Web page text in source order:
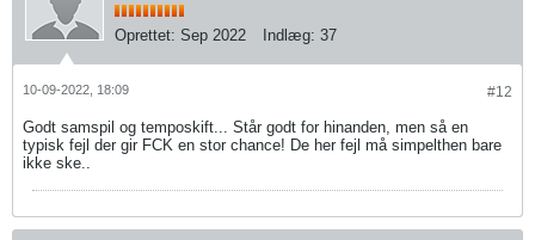
Oprettet: Sep 2022 Indlæg: 37
#12
10-09-2022, 18:09
Godt samspil og temposkift... Står godt for hinanden, men så en
typisk fejl der gir FCK en stor chance! De her fejl må simpelthen bare
ikke ske..